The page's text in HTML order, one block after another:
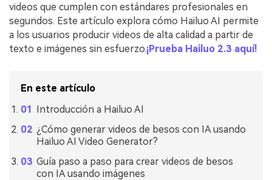
videos que cumplen con estándares profesionales en
segundos. Este artículo explora cómo Hailuo AI permite
a los usuarios producir videos de alta calidad a partir de
texto e imágenes sin esfuerzo.¡Prueba Hailuo 2.3 aquí!
En este artículo
Introducción a Hailuo AI
¿Cómo generar videos de besos con IA usando
Hailuo AI Video Generator?
Guía paso a paso para crear videos de besos
con IA usando imágenes